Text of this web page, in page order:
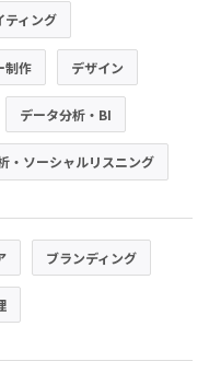
ティング
制作 デザイン
データ分析・BI
・ソーシャルリスニング
ブランディング